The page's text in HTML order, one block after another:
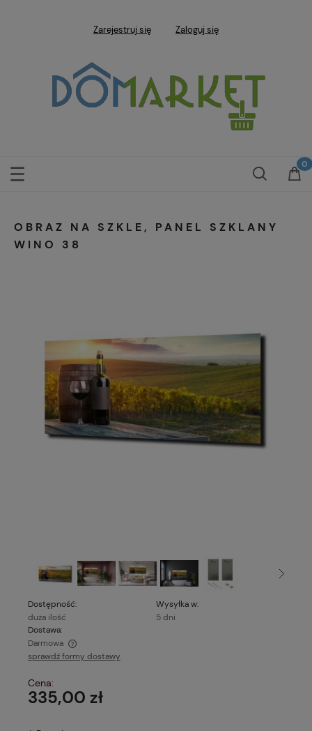
Zarejestruj się Zaloguj się
OBRAZ NA SZKLE, PANEL SZKLANY
WINO 38
Dostępność:
duża ilość
Wysyłka w:
5 dni
Dostawa:
Darmowa
Cena nie zawiera ewentualnych kosztów płatności
sprawdź formy dostawy
Cena:
335,00 zł